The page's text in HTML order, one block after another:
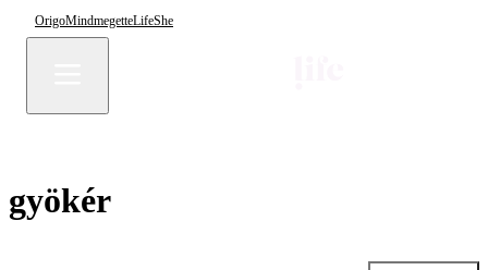
OrigoMindmegetteLifeShe
gyökér